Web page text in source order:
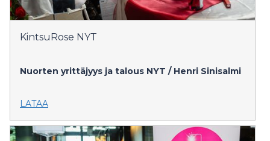
KintsuRose NYT
Nuorten yrittäjyys ja talous NYT / Henri Sinisalmi
LATAA